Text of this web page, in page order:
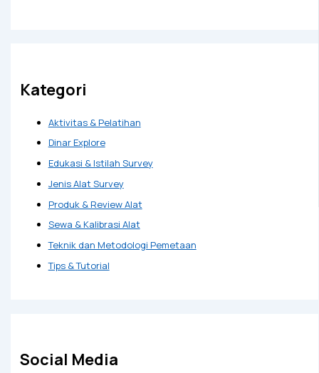
Kategori
Aktivitas & Pelatihan
Dinar Explore
Edukasi & Istilah Survey
Jenis Alat Survey
Produk & Review Alat
Sewa & Kalibrasi Alat
Teknik dan Metodologi Pemetaan
Tips & Tutorial
Social Media